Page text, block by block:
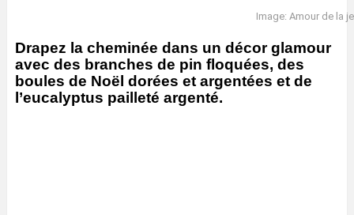
Image: Amour de la
Drapez la cheminée dans un décor glamour
avec des branches de pin floquées, des
boules de Noël dorées et argentées et de
l’eucalyptus pailleté argenté.